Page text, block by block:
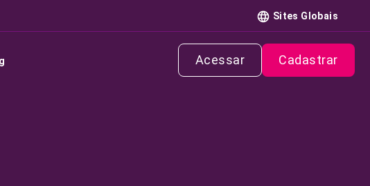
Sites Globais
Acessar Cadastrar